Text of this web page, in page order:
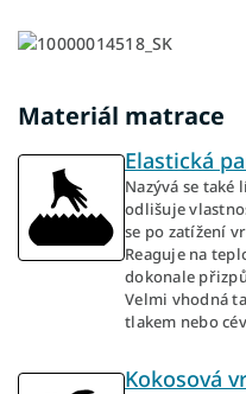
Materiál matrace
Elastická
Nazývá se
odlišuje
se po zatížení
Reaguje na
dokonale
Velmi vhodná
tlakem nebo
Kokosová